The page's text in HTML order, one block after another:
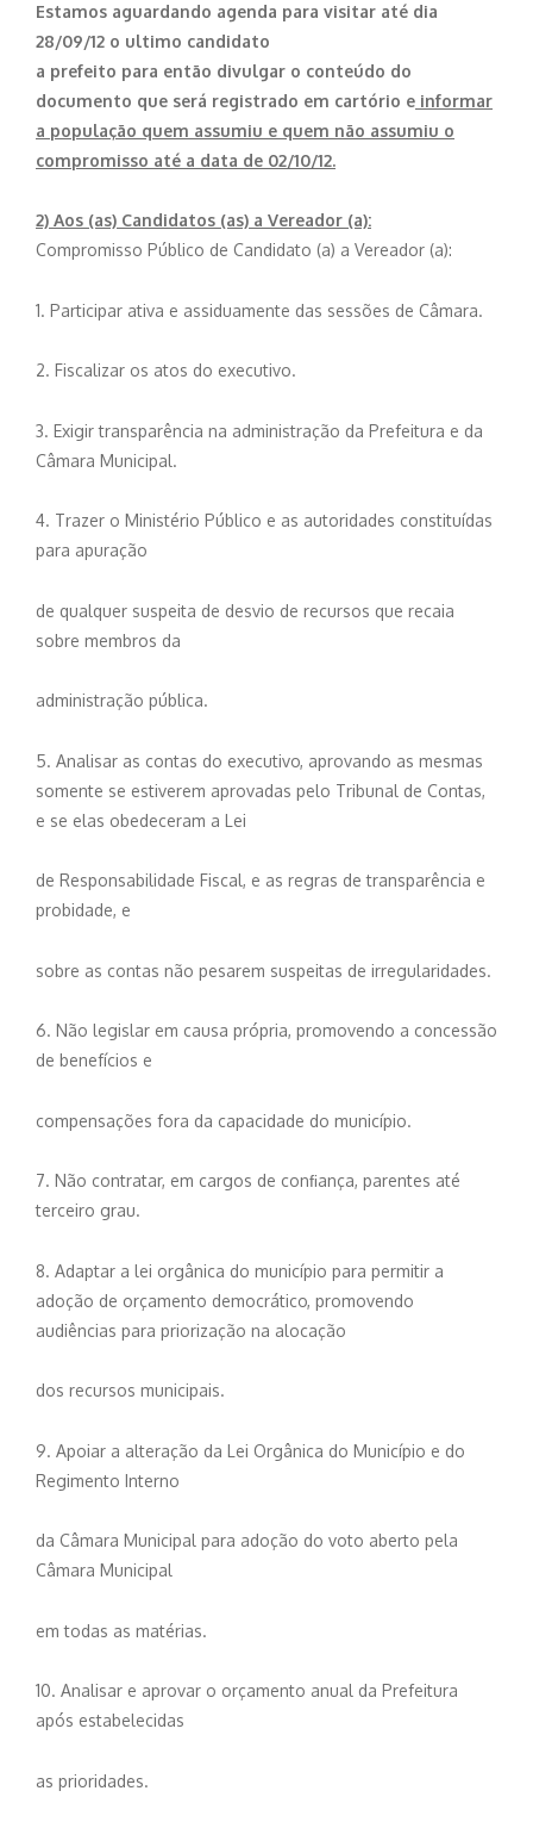
Estamos aguardando agenda para visitar até dia
28/09/12 o ultimo candidato
a prefeito para então divulgar o conteúdo do
documento que será registrado em cartório e informar
a população quem assumiu e quem não assumiu o
compromisso até a data de 02/10/12.
2) Aos (as) Candidatos (as) a Vereador (a):
Compromisso Público de Candidato (a) a Vereador (a):
1. Participar ativa e assiduamente das sessões de Câmara.
2. Fiscalizar os atos do executivo.
3. Exigir transparência na administração da Prefeitura e da
Câmara Municipal.
4. Trazer o Ministério Público e as autoridades constituídas
para apuração
de qualquer suspeita de desvio de recursos que recaia
sobre membros da
administração pública.
5. Analisar as contas do executivo, aprovando as mesmas
somente se estiverem aprovadas pelo Tribunal de Contas,
e se elas obedeceram a Lei
de Responsabilidade Fiscal, e as regras de transparência e
probidade, e
sobre as contas não pesarem suspeitas de irregularidades.
6. Não legislar em causa própria, promovendo a concessão
de benefícios e
compensações fora da capacidade do município.
7. Não contratar, em cargos de conﬁança, parentes até
terceiro grau.
8. Adaptar a lei orgânica do município para permitir a
adoção de orçamento democrático, promovendo
audiências para priorização na alocação
dos recursos municipais.
9. Apoiar a alteração da Lei Orgânica do Município e do
Regimento Interno
da Câmara Municipal para adoção do voto aberto pela
Câmara Municipal
em todas as matérias.
10. Analisar e aprovar o orçamento anual da Prefeitura
após estabelecidas
as prioridades.